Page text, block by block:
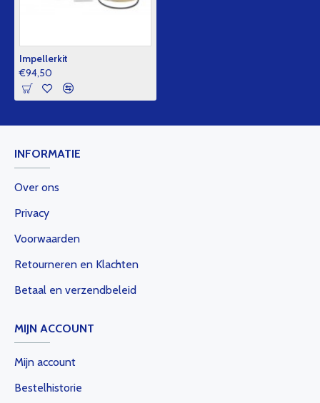
Impellerkit
€94,50
INFORMATIE
Over ons
Privacy
Voorwaarden
Retourneren en Klachten
Betaal en verzendbeleid
MIJN ACCOUNT
Mijn account
Bestelhistorie